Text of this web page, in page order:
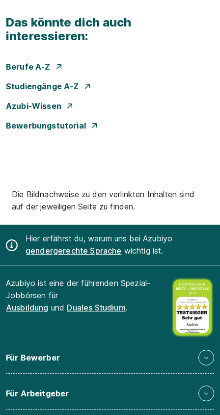
Das könnte dich auch
interessieren:
Berufe A-Z
Studiengänge A-Z
Azubi-Wissen
Bewerbungstutorial
Die Bildnachweise zu den verlinkten Inhalten sind
auf der jeweiligen Seite zu finden.
Hier erfährst du, warum uns bei Azubiyo
gendergerechte Sprache wichtig ist.
Azubiyo ist eine der führenden Spezial-
Jobbörsen für
Ausbildung und Duales Studium.
Für Bewerber
Für Arbeitgeber